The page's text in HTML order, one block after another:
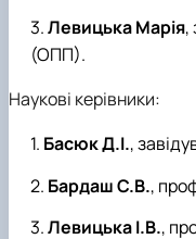
Левицька Марія,
(ОПП).
Наукові керівники:
Басюк Д.І.,
Бардаш С.В.,
Левицька І.В.,